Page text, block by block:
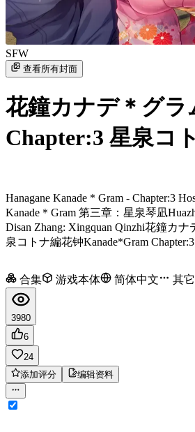
SFW
查看所有封面
花鐘カナデ＊グラ
Chapter:3 星泉コ
Hanagane Kanade * Gram - Chapter:3
Kanade＊Gram 第三章：星泉琴凪
Disan Zhang: Xingquan Qinzhi花鐘カナ
泉コトナ編花钟Kanade*Gram
合集 游戏本体 简体中文 其它
3980
6
24
添加评分
编辑资料